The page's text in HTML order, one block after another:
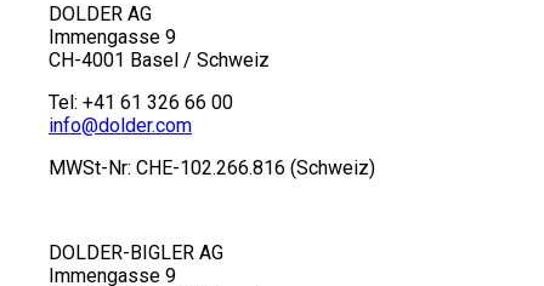
DOLDER AG
Immengasse 9
CH-4001 Basel / Schweiz
Tel: +41 61 326 66 00
info@dolder.com
MWSt-Nr: CHE-102.266.816 (Schweiz)
DOLDER-BIGLER AG
Immengasse 9